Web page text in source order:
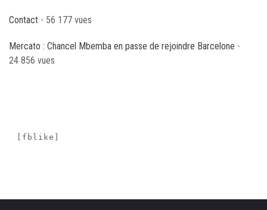
Contact - 56 177 vues
Mercato : Chancel Mbemba en passe de rejoindre Barcelone -
24 856 vues
[fblike]